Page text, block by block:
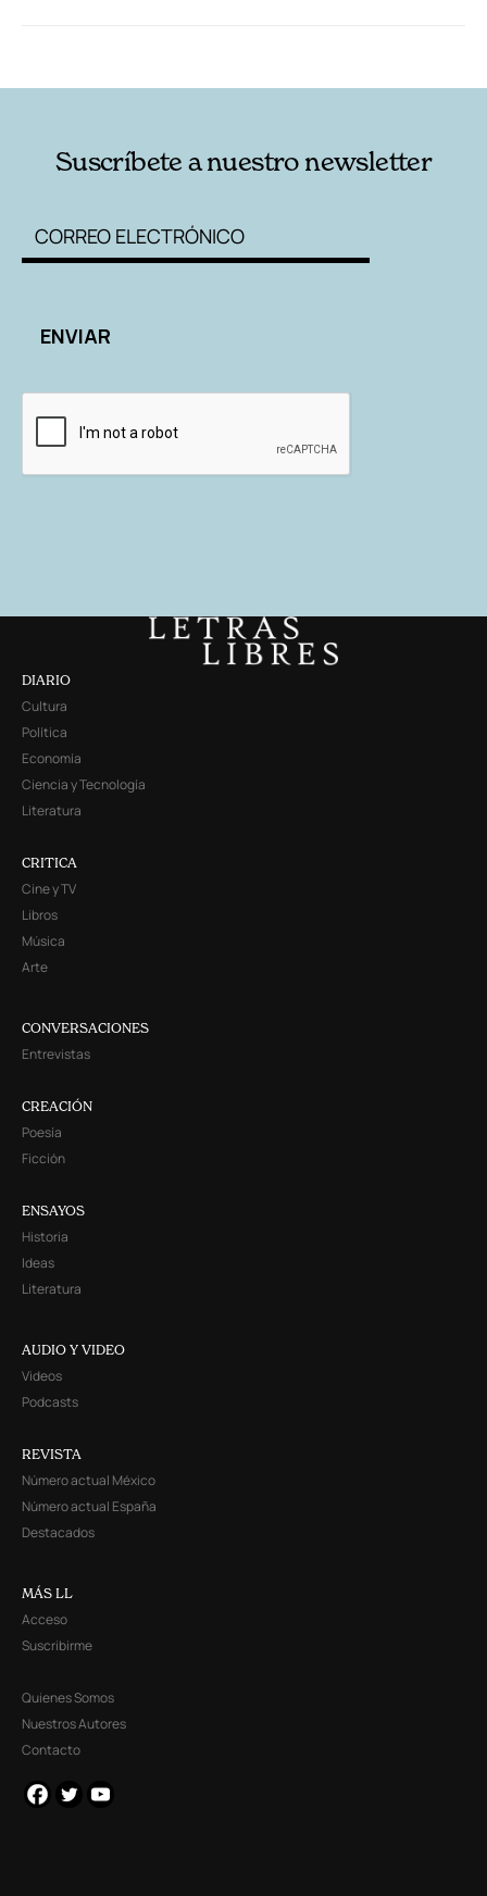
Suscríbete a nuestro newsletter
DIARIO
Cultura
Política
Economía
Ciencia y Tecnología
Literatura
CRITICA
Cine y TV
Libros
Música
Arte
CONVERSACIONES
Entrevistas
CREACIÓN
Poesía
Ficción
ENSAYOS
Historia
Ideas
Literatura
AUDIO Y VIDEO
Videos
Podcasts
REVISTA
Número actual México
Número actual España
Destacados
MÁS LL
Acceso
Suscribirme
Quienes Somos
Nuestros Autores
Contacto